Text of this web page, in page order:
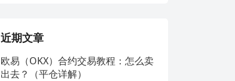
近期文章
欧易（OKX）合约交易教程：怎么卖
出去？（平仓详解）